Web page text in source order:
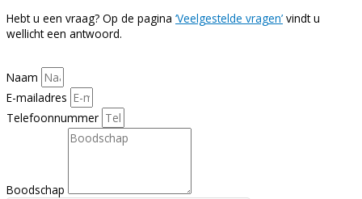
Hebt u een vraag? Op de pagina ‘Veelgestelde vragen’ vindt u
wellicht een antwoord.
Naam
E-mailadres
Telefoonnummer
Boodschap